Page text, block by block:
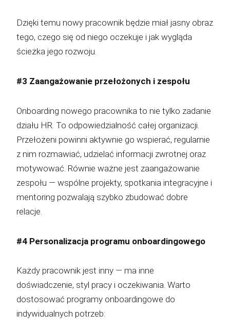
Dzięki temu nowy pracownik będzie miał jasny obraz
tego, czego się od niego oczekuje i jak wygląda
ścieżka jego rozwoju.
#3 Zaangażowanie przełożonych i zespołu
Onboarding nowego pracownika to nie tylko zadanie
działu HR. To odpowiedzialność całej organizacji.
Przełożeni powinni aktywnie go wspierać, regularnie
z nim rozmawiać, udzielać informacji zwrotnej oraz
motywować. Równie ważne jest zaangażowanie
zespołu — wspólne projekty, spotkania integracyjne i
mentoring pozwalają szybko zbudować dobre
relacje.
#4 Personalizacja programu onboardingowego
Każdy pracownik jest inny — ma inne
doświadczenie, styl pracy i oczekiwania. Warto
dostosować programy onboardingowe do
indywidualnych potrzeb: